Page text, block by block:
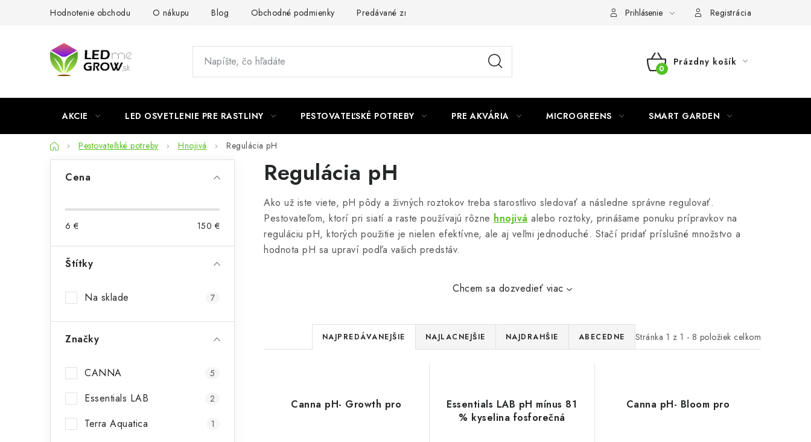
Hodnotenie obchodu O nákupu Blog Obchodné podmienky Predávané značky Podmienky o ochrane osobných údajov
Prihlásenie Registrácia
NÁKUPNÝ
Prázdny košík
AKCIE LED OSVETLENIE PRE RASTLINY PESTOVATEĽSKÉ POTREBY PRE AKVÁRIA MICROGREENS SMART GARDEN
DomovPestovateľské potreby Hnojivá Regulácia pH
n
n
Cena
6 € 150 €
Štítky
Na sklade 7
Značky
CANNA 5
Essentials LAB 2
Terra Aquatica 1
Regulácia pH
Ako už iste viete, pH pôdy a živných roztokov treba starostlivo sledovať a následne správne regulovať.
Pestovateľom, ktorí pri siatí a raste používajú rôzne hnojivá alebo roztoky, prinášame ponuku prípravkov na
reguláciu pH, ktorých použitie je nielen efektívne, ale aj veľmi jednoduché. Stačí pridať príslušné množstvo a
hodnota pH sa upraví podľa vašich predstáv.
Chcem sa dozvedieť viac
Stránka 1 z 1 - 8 položiek celkom
R
a
e
NAJPREDÁVANEJŠIE NAJLACNEJŠIE NAJDRAHŠIE ABECEDNE
Canna pH- Growth pro
Essentials LAB pH mínus 81
% kyselina fosforečná
Canna pH- Bloom pro